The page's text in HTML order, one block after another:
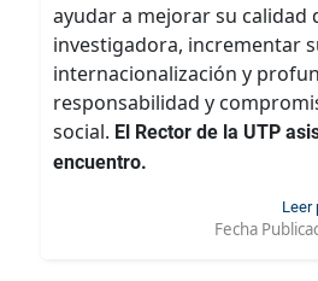
ayudar a mejorar su calidad
investigadora, incrementar
internacionalización y
responsabilidad y
social. El Rector de la UTP
encuentro.
Leer
Fecha